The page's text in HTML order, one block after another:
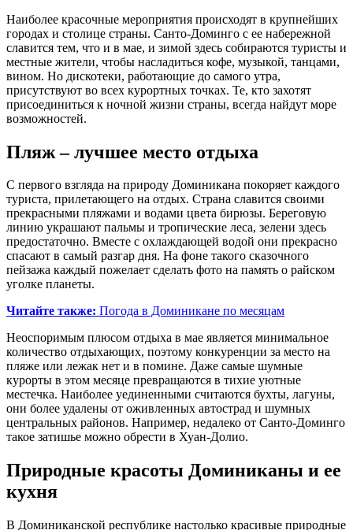
Наиболее красочные мероприятия происходят в крупнейших
городах и столице страны. Санто-Доминго с ее набережной
славится тем, что и в мае, и зимой здесь собираются туристы и
местные жители, чтобы насладиться кофе, музыкой, танцами,
вином. Но дискотеки, работающие до самого утра,
присутствуют во всех курортных точках. Те, кто захотят
присоединиться к ночной жизни страны, всегда найдут море
возможностей.
Пляж – лучшее место отдыха
С первого взгляда на природу Доминикана покоряет каждого
туриста, прилетающего на отдых. Страна славится своими
прекрасными пляжами и водами цвета бирюзы. Береговую
линию украшают пальмы и тропические леса, зелени здесь
предостаточно. Вместе с охлаждающей водой они прекрасно
спасают в самый разгар дня. На фоне такого сказочного
пейзажа каждый пожелает сделать фото на память о райском
уголке планеты.
Читайте также: Погода в Доминикане по месяцам
Неоспоримым плюсом отдыха в мае является минимальное
количество отдыхающих, поэтому конкуренции за место на
пляже или лежак нет и в помине. Даже самые шумные
курорты в этом месяце превращаются в тихие уютные
местечка. Наиболее уединенными считаются бухты, лагуны,
они более удалены от оживленных автострад и шумных
центральных районов. Например, недалеко от Санто-Доминго
такое затишье можно обрести в Хуан-Долио.
Природные красоты Доминиканы и ее
кухня
В Доминиканской республике настолько красивые природные